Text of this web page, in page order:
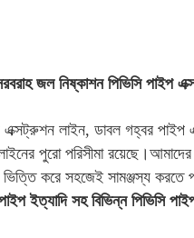
জল নিষ্কাশন পিভিসি পাইপ
এক্সট্রুশন লাইন, ডাবল গহ্বর
পুরো পরিসীমা
করে সহজেই সামঞ্জস্য করতে
ইত্যাদি সহ বিভিন্ন পিভিসি